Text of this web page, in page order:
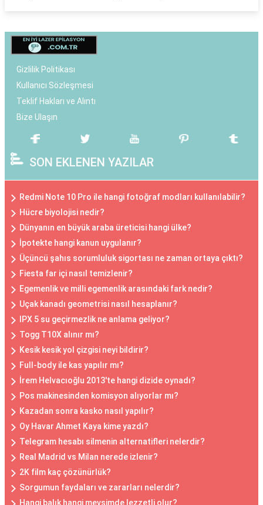
Gizlilik Politikası
Kullanıcı Sözleşmesi
Teklif Hakları ve Alıntı
Bize Ulaşın
SON EKLENEN YAZILAR
Redmi Note 10 Pro ile hangi fotoğraf modları kullanılabilir?
Hücre biyolojisi nedir?
Dünyanın en büyük araba üreticisi hangi ülke?
İpotekte hangi kanun uygulanır?
Üçüncü şahıs sorumluluk sigortası ne zaman ortaya çıktı?
Fiesta far içi nasıl temizlenir?
Egemenlik ve milli egemenlik arasındaki fark nedir?
Uçak kanadı geometrisi nasıl hesaplanır?
IPX 5 su geçirmezlik ne anlama geliyor?
Togg T10X alınır mı?
Kesik kesik yol çizgisi neyi bildirir?
Full-body ile kas yapılır mı?
İrem Helvacıoğlu 2013'te hangi dizide oynadı?
Pos makinesinden komisyon alıyorlar mı?
Kazadan sonra kasko nasıl yapılır?
Oy Havar Ahmet Kaya kime yazdı?
Telegram hesabı silmenin alternatifleri nelerdir?
Real Madrid vs Milan nerede izlenir?
2K film kaç çözünürlük?
Sorgumun faydaları ve zararları nelerdir?
Hangi balık hangi mevsimde lezzetli olur?